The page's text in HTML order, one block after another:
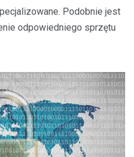
Podobnie jest
odpowiedniego sprzętu